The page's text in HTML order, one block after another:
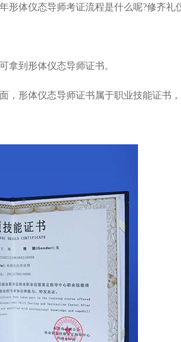
体仪态导师考证流程是什么呢?修齐礼
拿到形体仪态导师证书。
形体仪态导师证书属于职业技能证书